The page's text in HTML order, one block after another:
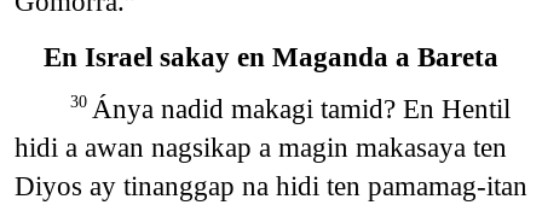
En Israel sakay en Maganda a Bareta
30 Ánya nadid makagi tamid? En Hentil
hidi a awan nagsikap a magin makasaya ten
Diyos ay tinanggap na hidi ten pamamag-itan